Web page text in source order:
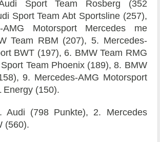
Sport Team Rosberg (352
Sport Team Abt Sportsline (257),
AMG Motorsport Mercedes me
Team RBM (207), 5. Mercedes-
BWT (197), 6. BMW Team RMG
Team Phoenix (189), 8. BMW
9. Mercedes-AMG Motorsport
Energy (150).
Audi (798 Punkte), 2. Mercedes
(560).